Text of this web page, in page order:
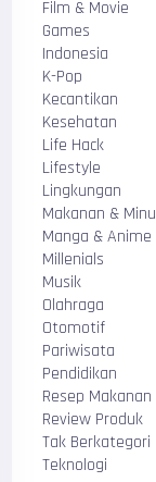
Film & Movie
Games
Indonesia
K-Pop
Kecantikan
Kesehatan
Life Hack
Lifestyle
Lingkungan
Makanan &
Manga & Anime
Millenials
Musik
Olahraga
Otomotif
Pariwisata
Pendidikan
Resep Makanan
Review Produk
Tak Berkategori
Teknologi